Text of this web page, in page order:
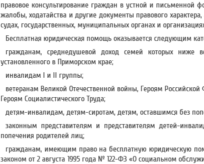
правовое консультирование граждан в устной и письменной
жалобы, ходатайства и другие документы правового
судах, государственных, муниципальных органах и
Бесплатная юридическая помощь оказывается следующим
гражданам, среднедушевой доход семей которых ниже
установленного в Приморском крае;
инвалидам I и II группы;
ветеранам Великой Отечественной войны, Героям Российской
Героям Социалистического Труда;
детям-инвалидам, детям-сиротам, детям, оставшимся без
законным представителям и представителям детей-
попечения родителей лиц;
гражданам, имеющим право на бесплатную юридическую
законом от 2 августа 1995 года № 122-ФЗ «О социальном